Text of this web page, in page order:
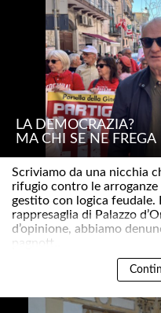
LA DEMOCRAZIA?
MA CHI SE NE FREGA
Scriviamo da una nicchia
rifugio contro le
gestito con logica feudale.
rappresaglia di Palazzo
d’opinione, abbiamo
pagnott..